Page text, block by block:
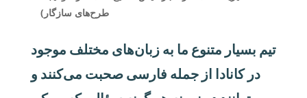
طرح‌های سازگار)
تیم بسیار متنوع ما به زبان‌های مختلف موجود
در کانادا از جمله فارسی صحبت می‌کنند و